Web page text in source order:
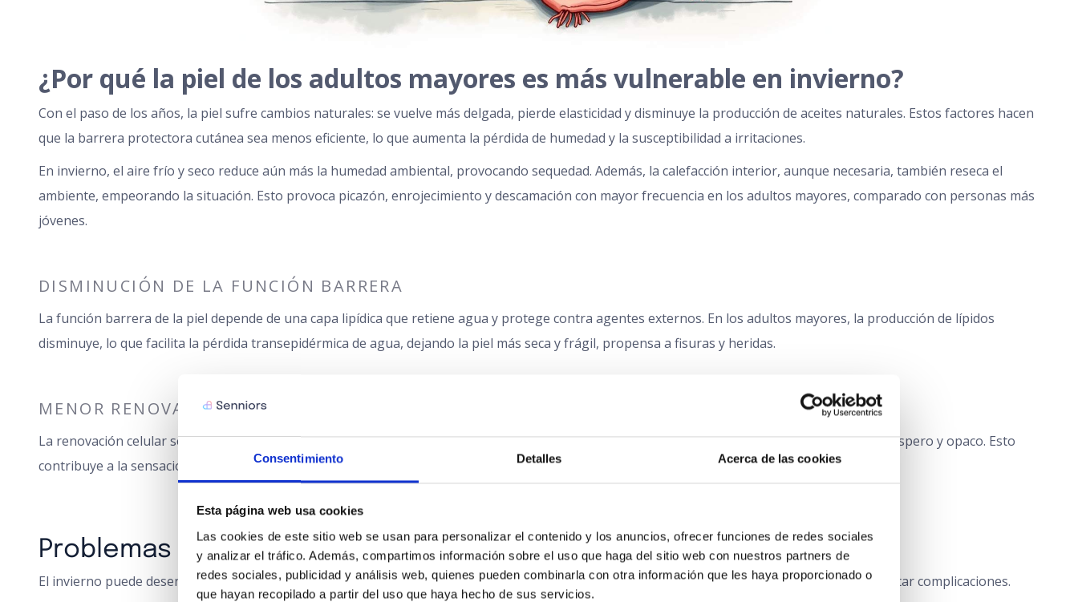
Consentimiento Detalles Acerca de las cookies
Esta página web usa cookies
Las cookies de este sitio web se usan para personalizar el contenido y los anuncios, ofrecer funciones de redes sociales
y analizar el tráfico. Además, compartimos información sobre el uso que haga del sitio web con nuestros partners de
redes sociales, publicidad y análisis web, quienes pueden combinarla con otra información que les haya proporcionado o
que hayan recopilado a partir del uso que haya hecho de sus servicios.
¿Por qué la piel de los adultos mayores es más vulnerable en invierno?
Con el paso de los años, la piel sufre cambios naturales: se vuelve más delgada, pierde elasticidad y disminuye la producción de aceites naturales. Estos factores hacen
que la barrera protectora cutánea sea menos eficiente, lo que aumenta la pérdida de humedad y la susceptibilidad a irritaciones.
En invierno, el aire frío y seco reduce aún más la humedad ambiental, provocando sequedad. Además, la calefacción interior, aunque necesaria, también reseca el
ambiente, empeorando la situación. Esto provoca picazón, enrojecimiento y descamación con mayor frecuencia en los adultos mayores, comparado con personas más
jóvenes.
DISMINUCIÓN DE LA FUNCIÓN BARRERA
La función barrera de la piel depende de una capa lipídica que retiene agua y protege contra agentes externos. En los adultos mayores, la producción de lípidos
disminuye, lo que facilita la pérdida transepidérmica de agua, dejando la piel más seca y frágil, propensa a fisuras y heridas.
MENOR RENOVACIÓN CELULAR
La renovación celular se ralentiza con la edad, lo que provoca la acumulación de células muertas en la superficie de la piel, dándole un aspecto áspero y opaco. Esto
contribuye a la sensación de tirantez y a la dificultad para absorber productos hidratantes.
Problemas cutáneos comunes en invierno para adultos mayores
El invierno puede desencadenar o agravar diversas afecciones dermatológicas. Reconocerlas a tiempo permite actuar de forma preventiva y evitar complicaciones.